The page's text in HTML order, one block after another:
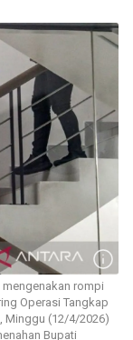
rompi
Operasi Tangkap
Minggu (12/4/2026)
Bupati